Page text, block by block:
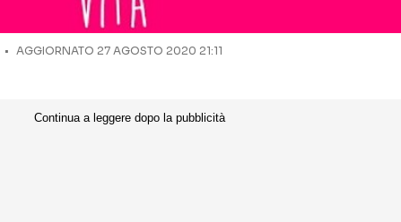
AGGIORNATO 27 AGOSTO 2020 21:11